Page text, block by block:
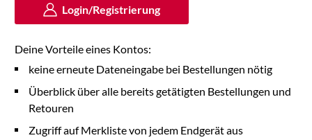
Login/Registrierung
Deine Vorteile eines Kontos:
keine erneute Dateneingabe bei Bestellungen nötig
Überblick über alle bereits getätigten Bestellungen und
Retouren
Zugriff auf Merkliste von jedem Endgerät aus